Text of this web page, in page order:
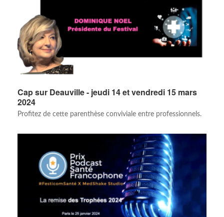
Cap sur Deauville - jeudi 14 et vendredi 15 mars
2024
Profitez de cette parenthèse conviviale entre professionnels.